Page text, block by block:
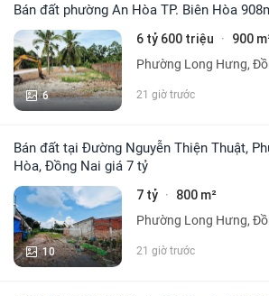
Bán đất phường An Hòa TP. Biên Hòa
6
6 tỷ 600 triệu · 900
Phường Long Hưng,
21 giờ trước
Bán đất tại Đường Nguyễn Thiện Thuật, Phường An Hoà, Biên
Hòa, Đồng Nai giá 7 tỷ
10
7 tỷ · 800 m²
Phường Long Hưng,
21 giờ trước